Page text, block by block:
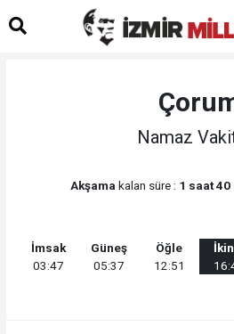
Namaz
Akşama kalan süre : 1 saat
İmsak
03:47
Güneş
05:37
Öğle
12:51